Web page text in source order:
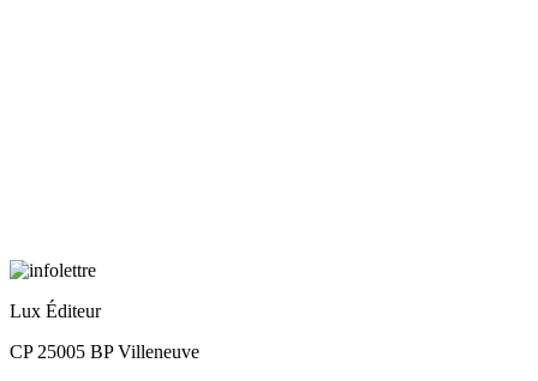
Lux Éditeur
CP 25005 BP Villeneuve